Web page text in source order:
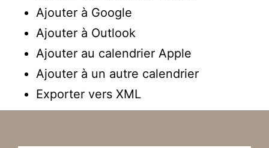
Ajouter à Google
Ajouter à Outlook
Ajouter au calendrier Apple
Ajouter à un autre calendrier
Exporter vers XML